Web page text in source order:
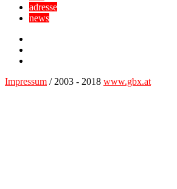
adresse
news
Impressum / 2003 - 2018 www.gbx.at